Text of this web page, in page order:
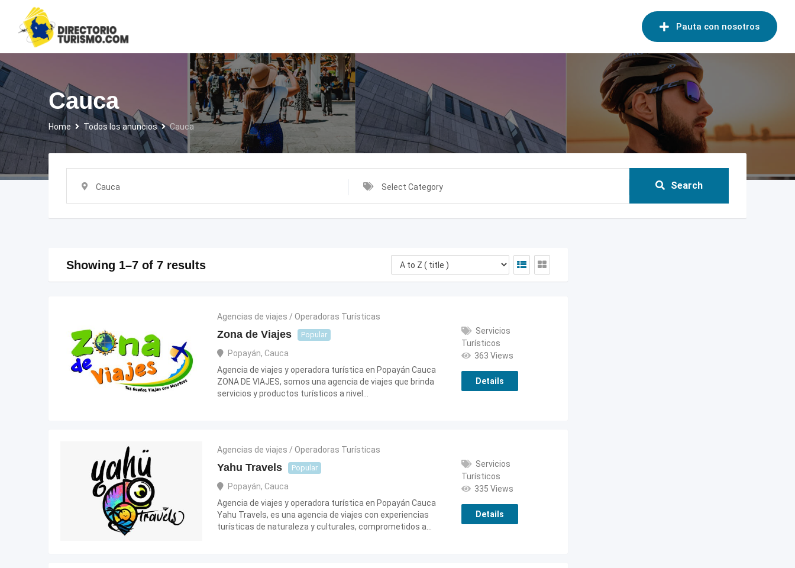
content
Pauta con nosotros
Cauca
Home Todos los anuncios Cauca
Cauca Select Category Search
Showing 1–7 of 7 results
Agencias de viajes / Operadoras Turísticas
Zona de Viajes Popular
Popayán, Cauca
Agencia de viajes y operadora turística en Popayán Cauca
ZONA DE VIAJES, somos una agencia de viajes que brinda
servicios y productos turísticos a nivel…
Servicios
Turísticos
363 Views
Details
Agencias de viajes / Operadoras Turísticas
Yahu Travels Popular
Popayán, Cauca
Agencia de viajes y operadora turística en Popayán Cauca
Yahu Travels, es una agencia de viajes con experiencias
turísticas de naturaleza y culturales, comprometidos a…
Servicios
Turísticos
335 Views
Details